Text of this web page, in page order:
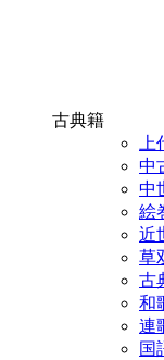
古典籍
中
中
絵
近
草
古
和
連
国